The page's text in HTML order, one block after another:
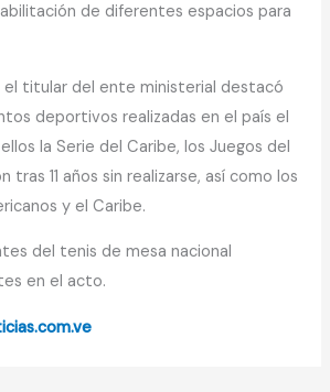
de diferentes espacios para
el titular del ente ministerial destacó
deportivos realizadas en el país el
la Serie del Caribe, los Juegos del
tras 11 años sin realizarse, así como los
y el Caribe.
del tenis de mesa nacional
en el acto.